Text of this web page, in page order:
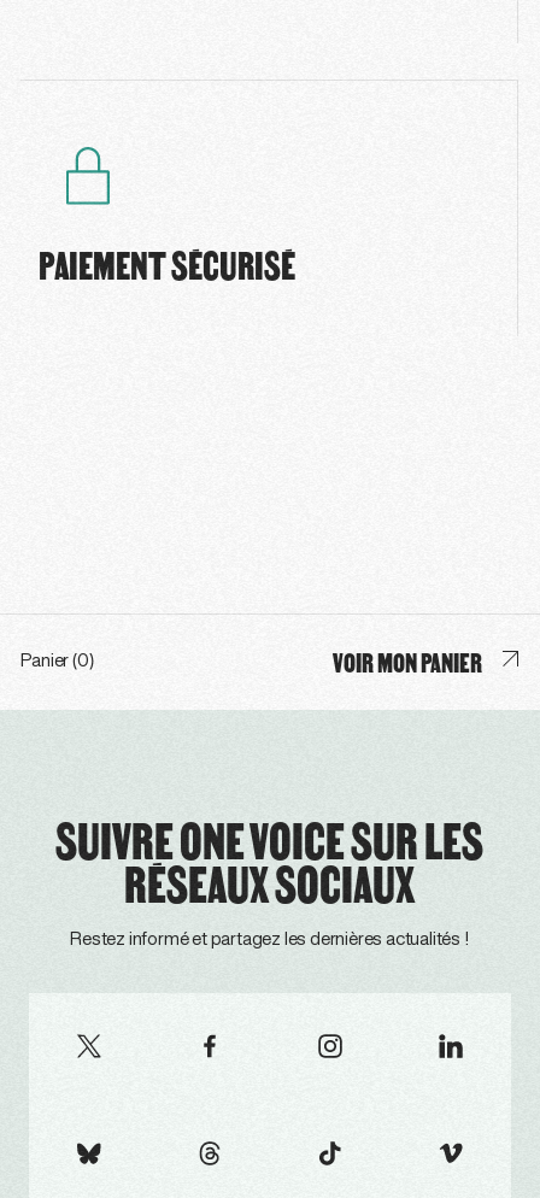
PAIEMENT SÉCURISÉ
Panier (0) VOIR MON PANIER
SUIVRE ONE VOICE SUR LES
RÉSEAUX SOCIAUX
Restez informé et partagez les dernières actualités !